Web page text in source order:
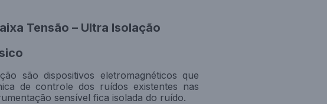
Tensão – Ultra Isolação
são dispositivos eletromagnéticos que
de controle dos ruídos existentes nas
sensível fica isolada do ruído.